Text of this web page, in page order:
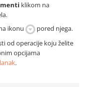
klikom na
ikonu
pored njega.
od operacije koju želite
opcijama
.